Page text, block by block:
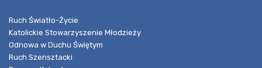
Ruch Światło-Życie
Katolickie Stowarzyszenie Młodzieży
Odnowa w Duchu Świętym
Ruch Szensztacki